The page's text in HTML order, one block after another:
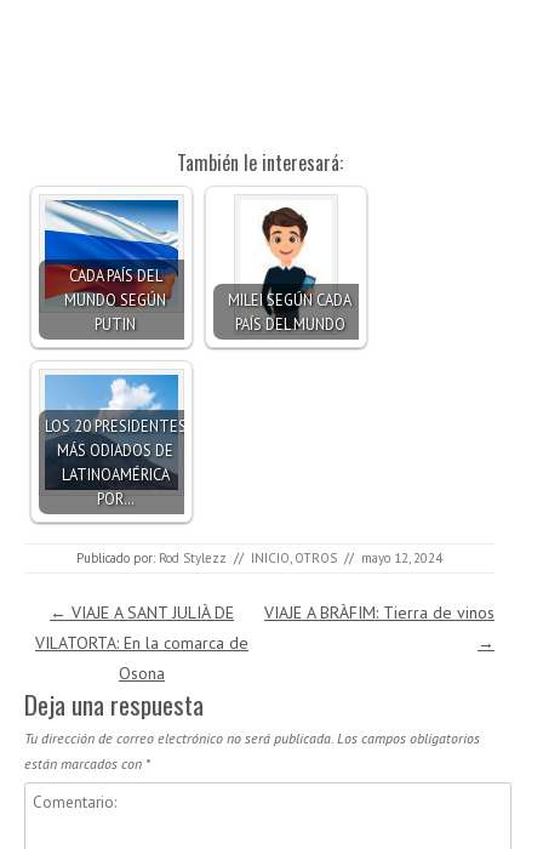
También le interesará:
CADA PAÍS DEL
MUNDO SEGÚN
PUTIN
MILEI SEGÚN CADA
PAÍS DEL MUNDO
LOS 20 PRESIDENTES
MÁS ODIADOS DE
LATINOAMÉRICA
POR…
Publicado por: Rod Stylezz // INICIO OTROS // mayo 12, 2024
Navegación de entradas
← VIAJE A SANT JULIÀ DE
VILATORTA: En la comarca de
Osona
VIAJE A BRÀFIM: Tierra de vinos
→
Deja una respuesta
Tu dirección de correo electrónico no será publicada. Los campos obligatorios
están marcados con *